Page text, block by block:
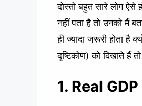
दोस्तो बहुत सारे लोग ऐसे
नहीं पता है तो उनको मैं
ही ज्यादा जरूरी होता है
दृष्टिकोण) को दिखाते हैं
1. Real GDP